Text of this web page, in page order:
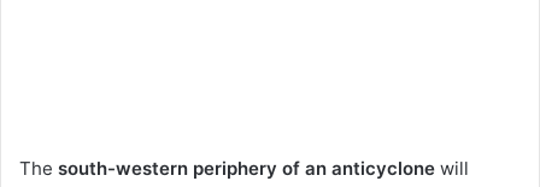
The south-western periphery of an anticyclone will